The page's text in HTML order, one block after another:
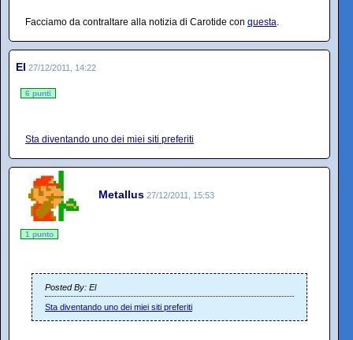
Facciamo da contraltare alla notizia di Carotide con questa
El 27/12/2011, 14:22
6 punti
Sta diventando uno dei miei siti preferiti
Metallus 27/12/2011, 15:53
1 punto
Posted By: El
Sta diventando uno dei miei siti preferiti